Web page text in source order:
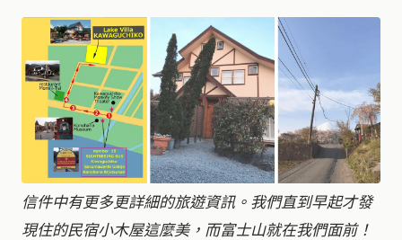
信件中有更多更詳細的旅遊資訊。我們直到早起才發
現住的民宿小木屋這麼美，而富士山就在我們面前！